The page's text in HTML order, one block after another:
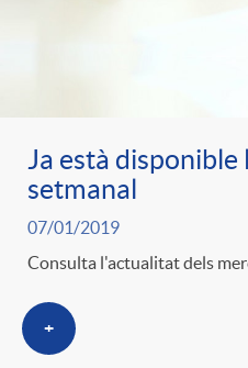
Ja està
setmanal
07/01/2019
Consulta l'actualitat dels
+